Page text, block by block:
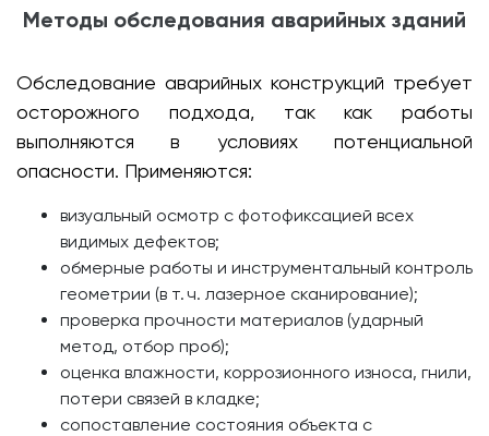
Методы обследования аварийных зданий
Обследование аварийных конструкций требует
осторожного подхода, так как работы
выполняются в условиях потенциальной
опасности. Применяются:
визуальный осмотр с фотофиксацией всех
видимых дефектов;
обмерные работы и инструментальный контроль
геометрии (в т. ч. лазерное сканирование);
проверка прочности материалов (ударный
метод, отбор проб);
оценка влажности, коррозионного износа, гнили,
потери связей в кладке;
сопоставление состояния объекта с